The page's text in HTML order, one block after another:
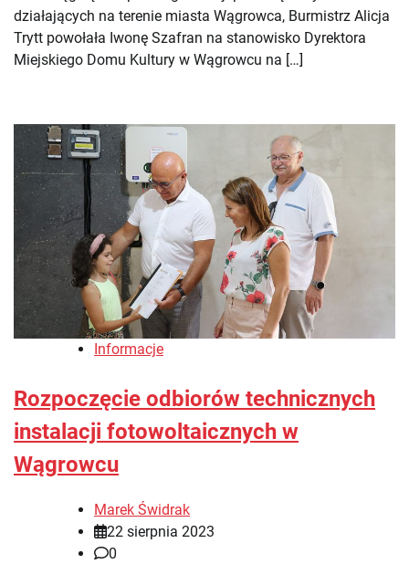
działających na terenie miasta Wągrowca, Burmistrz Alicja
Trytt powołała Iwonę Szafran na stanowisko Dyrektora
Miejskiego Domu Kultury w Wągrowcu na […]
Informacje
Rozpoczęcie odbiorów technicznych
instalacji fotowoltaicznych w
Wągrowcu
Marek Świdrak
22 sierpnia 2023
0